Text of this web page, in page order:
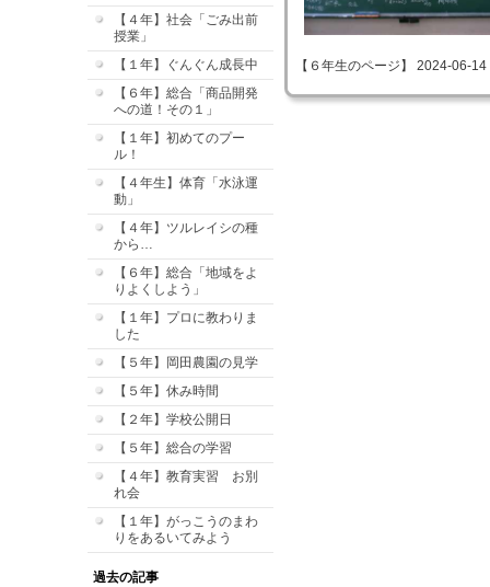
【４年】社会「ごみ出前
授業」
【１年】ぐんぐん成長中
【６年】総合「商品開発
への道！その１」
【１年】初めてのプー
ル！
【４年生】体育「水泳運
動」
【４年】ツルレイシの種
から…
【６年】総合「地域をよ
りよくしよう」
【１年】プロに教わりま
した
【５年】岡田農園の見学
【５年】休み時間
【２年】学校公開日
【５年】総合の学習
【４年】教育実習 お別
れ会
【１年】がっこうのまわ
りをあるいてみよう
過去の記事
【６年生のページ】 2024-06-